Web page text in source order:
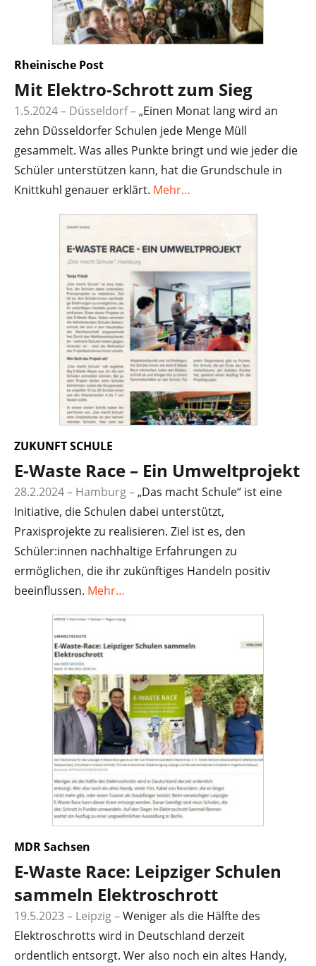
Rheinische Post
Mit Elektro-Schrott zum Sieg
1.5.2024 – Düsseldorf–„Einen Monat lang wird an
zehn Düsseldorfer Schulen jede Menge Müll
gesammelt. Was alles Punkte bringt und wie jeder die
Schüler unterstützen kann, hat die Grundschule in
Knittkuhl genauer erklärt. Mehr…
ZUKUNFT SCHULE
E-Waste Race – Ein Umweltprojekt
28.2.2024 – Hamburg–„Das macht Schule“ ist eine
Initiative, die Schulen dabei unterstützt,
Praxisprojekte zu realisieren. Ziel ist es, den
Schüler:innen nachhaltige Erfahrungen zu
ermöglichen, die ihr zukünftiges Handeln positiv
beeinflussen. Mehr…
MDR Sachsen
E-Waste Race: Leipziger Schulen
sammeln Elektroschrott
19.5.2023 – Leipzig–Weniger als die Hälfte des
Elektroschrotts wird in Deutschland derzeit
ordentlich entsorgt. Wer also noch ein altes Handy,